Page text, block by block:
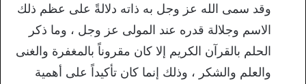
وقد سمى الله عز وجل به ذاته دلالةً على عظم ذلك
الاسم وجلالة قدره عند المولى عز وجل ، وما ذكر
الحلم بالقرآن الكريم إلا كان مقروناً بالمغفرة والغنى
والعلم والشكر ، وذلك إنما كان تأكيداً على أهمية